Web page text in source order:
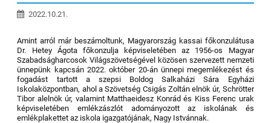
2022.10.21.
Amint arról már beszámoltunk, Magyarország kassai főkonzulátusa
Dr. Hetey Ágota főkonzulja képviseletében az 1956-os Magyar
Szabadságharcosok Világszövetségével közösen szervezett nemzeti
ünnepünk kapcsán 2022. október 20-án ünnepi megemlékezést és
fogadást tartott a szepsi Boldog Salkaházi Sára Egyházi
Iskolaközpontban, ahol a Szövetség Csigás Zoltán elnök úr, Schrötter
Tibor alelnök úr, valamint Matthaeidesz Konrád és Kiss Ferenc urak
képviseletében emlékzászlót adományozott az iskolának és
emlékplakettet az iskola igazgatójának, Nagy Istvánnak.